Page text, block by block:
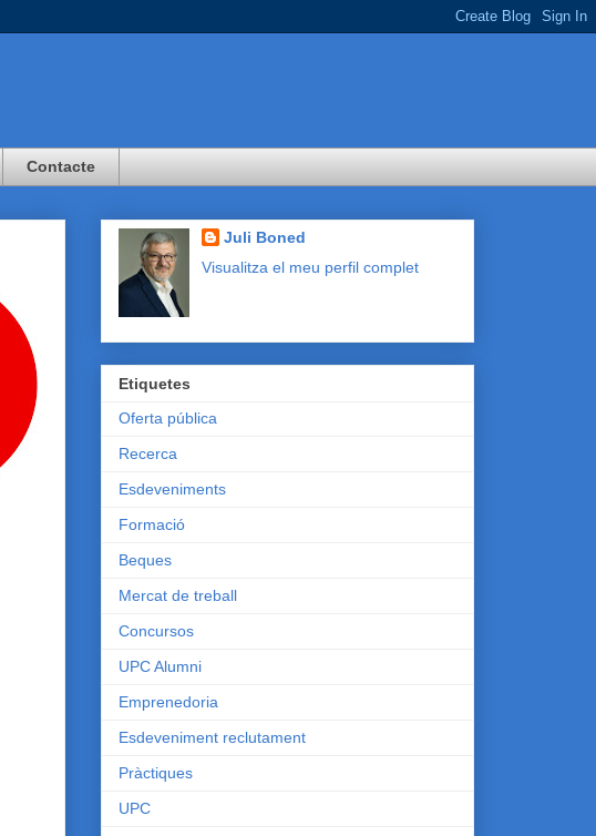
Contacte
Juli Boned
Visualitza el meu perfil complet
Etiquetes
Oferta pública
Recerca
Esdeveniments
Formació
Beques
Mercat de treball
Concursos
UPC Alumni
Emprenedoria
Esdeveniment reclutament
Pràctiques
UPC